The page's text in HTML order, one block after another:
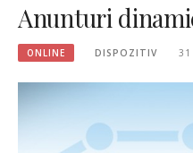
Anunturi
ONLINE DISPOZITIV 31